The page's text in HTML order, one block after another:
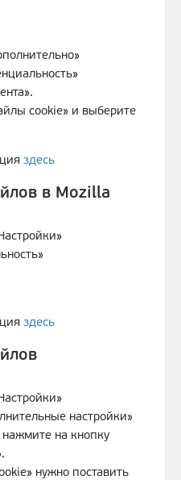
cookie» и выберите
здесь
в Mozilla
здесь
настройки»
на кнопку
нужно поставить